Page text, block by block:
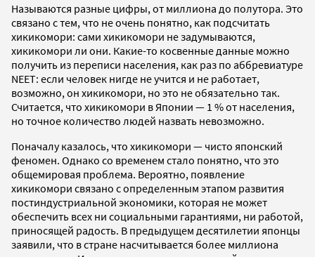
Называются разные цифры, от миллиона до полутора. Это
связано с тем, что не очень понятно, как подсчитать
хикикомори: сами хикикомори не задумываются,
хикикомори ли они. Какие-то косвенные данные можно
получить из переписи населения, как раз по аббревиатуре
NEET: если человек нигде не учится и не работает,
возможно, он хикикомори, но это не обязательно так.
Считается, что хикикомори в Японии — 1 % от населения,
но точное количество людей назвать невозможно.
Поначалу казалось, что хикикомори — чисто японский
феномен. Однако со временем стало понятно, что это
общемировая проблема. Вероятно, появление
хикикомори связано с определенным этапом развития
постиндустриальной экономики, которая не может
обеспечить всех ни социальными гарантиями, ни работой,
приносящей радость. В предыдущем десятилетии японцы
заявили, что в стране насчитывается более миллиона